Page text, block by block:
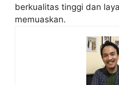
berkualitas tinggi dan
memuaskan.